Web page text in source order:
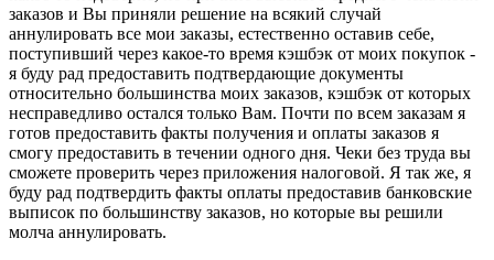
заказов и Вы приняли решение на всякий случай
аннулировать все мои заказы, естественно оставив себе,
поступивший через какое-то время кэшбэк от моих покупок -
я буду рад предоставить подтвердающие документы
относительно большинства моих заказов, кэшбэк от которых
несправедливо остался только Вам. Почти по всем заказам я
готов предоставить факты получения и оплаты заказов я
смогу предоставить в течении одного дня. Чеки без труда вы
сможете проверить через приложения налоговой. Я так же, я
буду рад подтвердить факты оплаты предоставив банковские
выписок по большинству заказов, но которые вы решили
молча аннулировать.